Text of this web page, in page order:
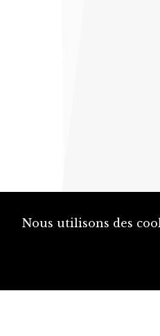
Nous utilisons des